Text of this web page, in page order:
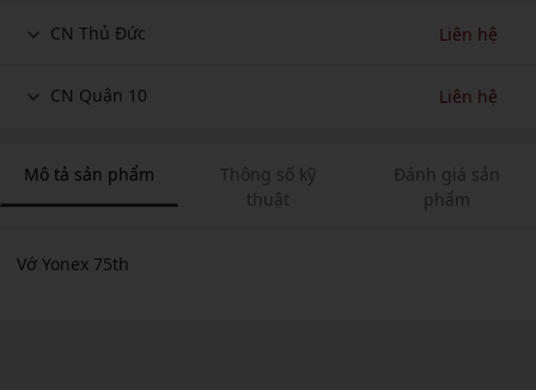
CN Thủ Đức Liên hệ
CN Quận 10 Liên hệ
Mô tả sản phẩm
Thông số kỹ
thuật
Đánh giá sản
phẩm
Vớ Yonex 75th